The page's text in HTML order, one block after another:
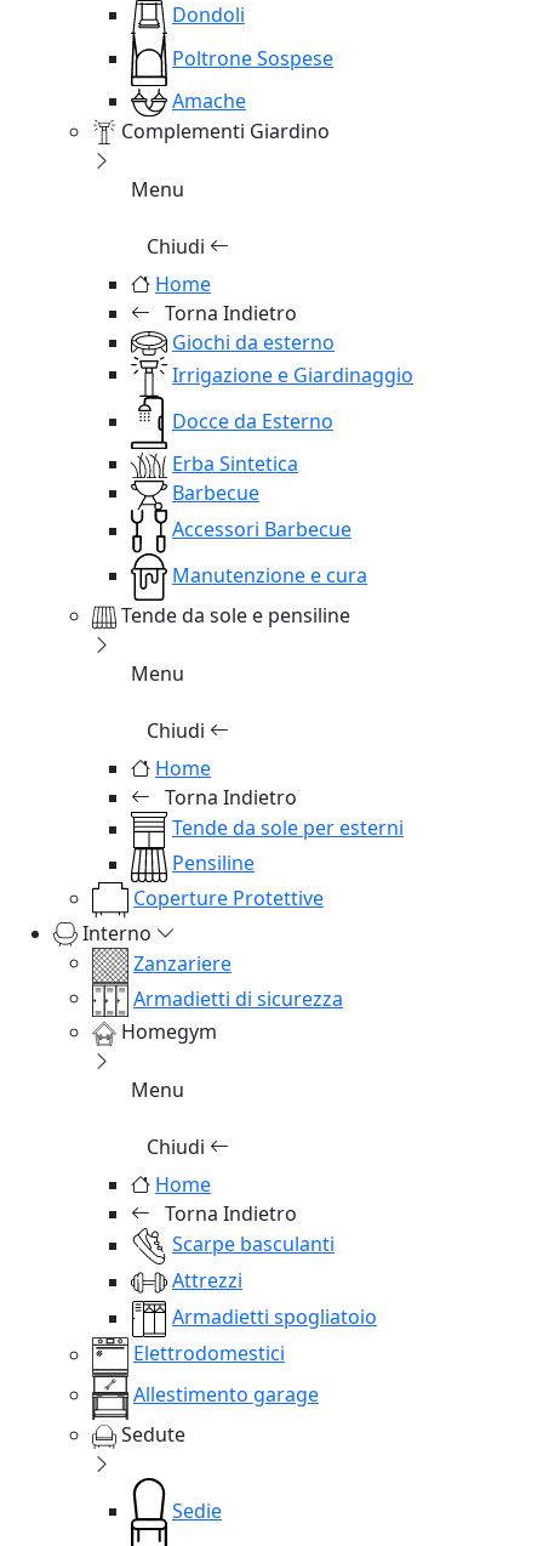
Dondoli
Poltrone Sospese
Amache
Complementi Giardino
Menu
Chiudi
Home
Torna Indietro
Giochi da esterno
Irrigazione e Giardinaggio
Docce da Esterno
Erba Sintetica
Barbecue
Accessori Barbecue
Manutenzione e cura
Tende da sole e pensiline
Menu
Chiudi
Home
Torna Indietro
Tende da sole per esterni
Pensiline
Coperture Protettive
Interno
Zanzariere
Armadietti di sicurezza
Homegym
Menu
Chiudi
Home
Torna Indietro
Scarpe basculanti
Attrezzi
Armadietti spogliatoio
Elettrodomestici
Allestimento garage
Sedute
Sedie